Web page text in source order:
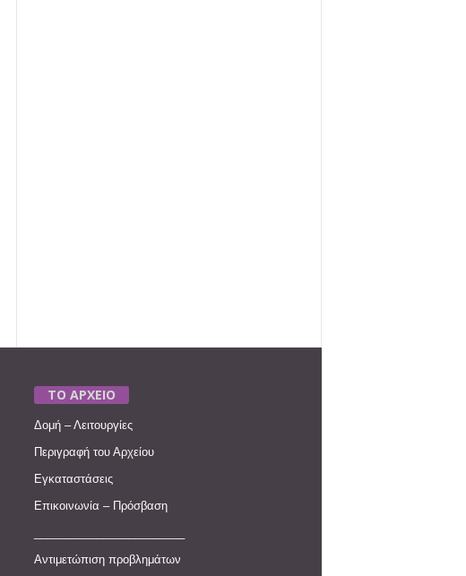
ΤΟ ΑΡΧΕΙΟ
Δομή – Λειτουργίες
Περιγραφή του Αρχείου
Εγκαταστάσεις
Επικοινωνία – Πρόσβαση
Αντιμετώπιση προβλημάτων